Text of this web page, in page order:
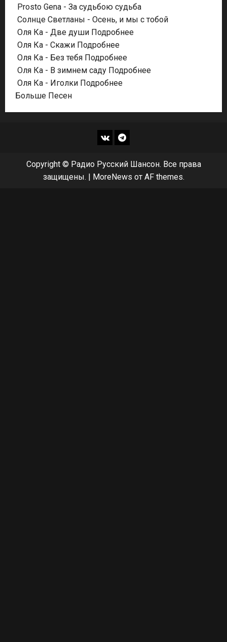
Prosto Gena - За судьбою судьба
Солнце Светланы - Осень, и мы с тобой
Оля Ка - Две души Подробнее
Оля Ка - Скажи Подробнее
Оля Ка - Без тебя Подробнее
Оля Ка - В зимнем саду Подробнее
Оля Ка - Иголки Подробнее
Больше Песен
ВКонтакте
Telegram
Copyright © Радио Русский Шансон. Все права
защищены.
MoreNews от AF themes.